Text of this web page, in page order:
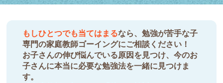
もしひとつでも当てはまるなら、勉強が苦手な子
専門の家庭教師ゴーイングにご相談ください！
お子さんの伸び悩んでいる原因を見つけ、今のお
子さんに本当に必要な勉強法を一緒に見つけま
す。